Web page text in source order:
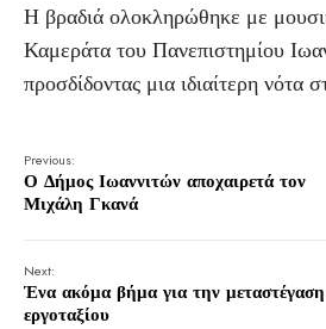
Η βραδιά ολοκληρώθηκε με
Καμεράτα του Πανεπιστημίου
προσδίδοντας μια ιδιαίτερη νότα
Previous:
Ο Δήμος Ιωαννιτών αποχαιρετά τον
Μιχάλη Γκανά
Next:
Ένα ακόμα βήμα για την
εργοταξίου